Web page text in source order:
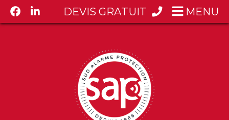
DEVIS GRATUIT MENU